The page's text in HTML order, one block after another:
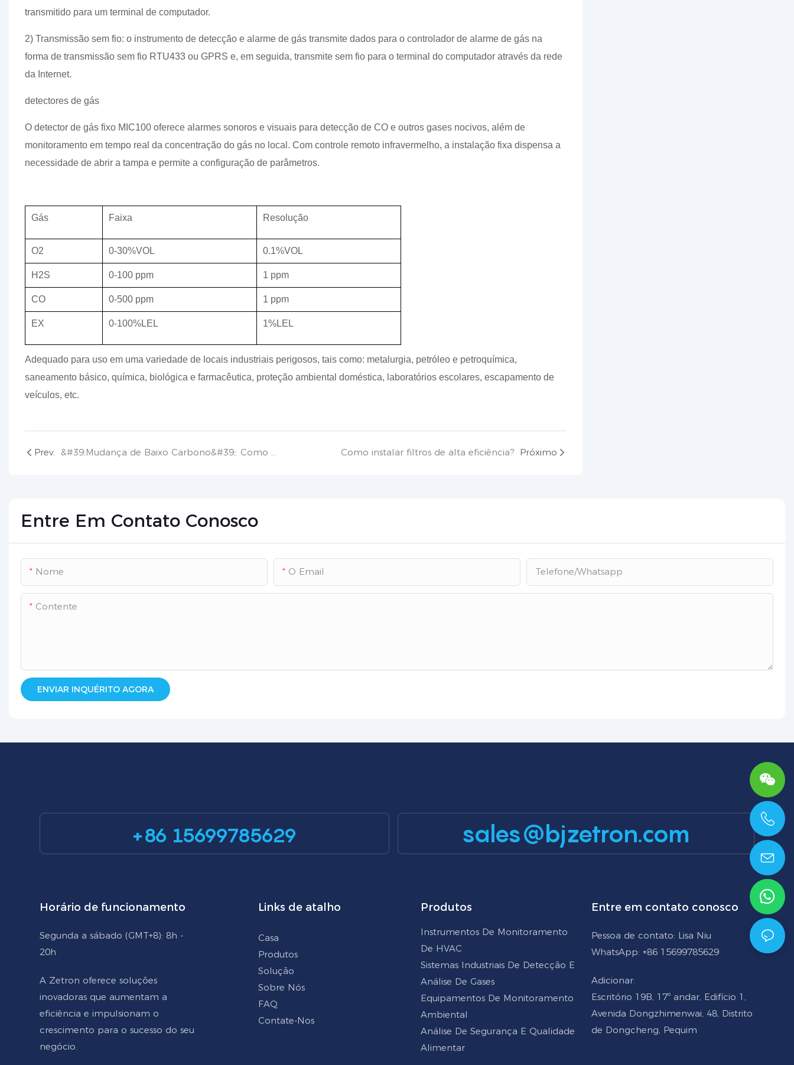
transmitido para um terminal de computador.
2) Transmissão sem fio: o instrumento de detecção e alarme de gás transmite dados para o controlador de alarme de gás na
forma de transmissão sem fio RTU433 ou GPRS e, em seguida, transmite sem fio para o terminal do computador através da rede
da Internet.
detectores de gás
O detector de gás fixo MIC100 oferece alarmes sonoros e visuais para detecção de CO e outros gases nocivos, além de
monitoramento em tempo real da concentração do gás no local. Com controle remoto infravermelho, a instalação fixa dispensa a
necessidade de abrir a tampa e permite a configuração de parâmetros.
Gás Faixa Resolução
O2 0-30%VOL 0.1%VOL
H2S 0-100 ppm 1 ppm
CO 0-500 ppm 1 ppm
EX 0-100%LEL 1%LEL
Adequado para uso em uma variedade de locais industriais perigosos, tais como: metalurgia, petróleo e petroquímica,
saneamento básico, química, biológica e farmacêutica, proteção ambiental doméstica, laboratórios escolares, escapamento de
veículos, etc.
Prev. Como instalar filtros de alta eficiência? Próximo
Entre Em Contato Conosco
Nome O Email Telefone/whatsapp
Contente
ENVIAR INQUÉRITO AGORA
+86 15699785629 sales@bjzetron.com
Horário de funcionamento
Segunda a sábado (GMT+8): 8h -
20h
A Zetron oferece soluções
inovadoras que aumentam a
eficiência e impulsionam o
crescimento para o sucesso do seu
negócio.
Links de atalho
Casa
Produtos
Solução
Sobre Nós
FAQ
Contate-Nos
Produtos
Instrumentos De Monitoramento
De HVAC
Sistemas Industriais De Detecção E
Análise De Gases
Equipamentos De Monitoramento
Ambiental
Análise De Segurança E Qualidade
Alimentar
Entre em contato conosco
Pessoa de contato: Lisa Niu
WhatsApp: +86 15699785629
Adicionar:
Escritório 19B, 17º andar, Edifício 1,
Avenida Dongzhimenwai, 48, Distrito
de Dongcheng, Pequim